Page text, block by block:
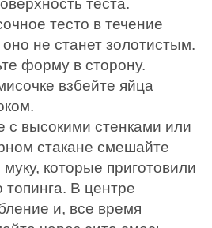
теста.
тесто в течение
не станет золотистым.
форму в сторону.
взбейте яйца
с высокими стенками или
стакане смешайте
которые приготовили
топинга. В центре
и, все время